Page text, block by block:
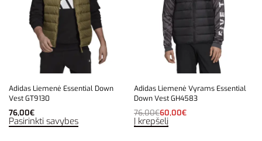
Adidas Liemenė Essential Down
Vest GT9130
76,00€
Pasirinkti savybes
Adidas Liemenė Vyrams Essential
Down Vest GH4583
76,00€60,00€
Į krepšelį